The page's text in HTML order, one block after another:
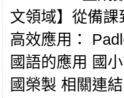
文領域】從備
高效應用：
國語的應用 國
國榮製 相關連